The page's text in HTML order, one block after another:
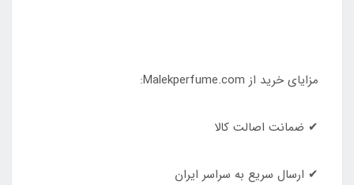
مزایای خرید از Malekperfume.com:
✔ ضمانت اصالت کالا
✔ ارسال سریع به سراسر ایران